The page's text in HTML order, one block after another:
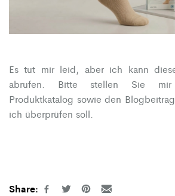
Es tut mir leid, aber ich kann
abrufen. Bitte stellen Sie mir
Produktkatalog sowie den
ich überprüfen soll.
Share: